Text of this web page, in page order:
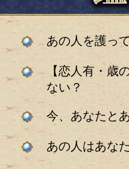
あの人を護っ
【恋人有・
ない？
今、あなたと
あの人はあな